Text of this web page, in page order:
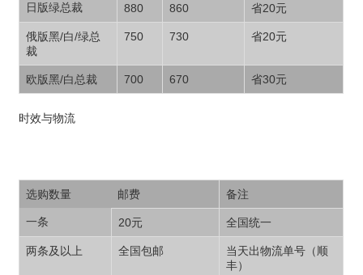
日版绿总裁 880 860 省20元
俄版黑/白/绿总
裁
750 730 省20元
欧版黑/白总裁 700 670 省30元
时效与物流
选购数量 邮费 备注
一条 20元 全国统一
两条及以上 全国包邮
当天出物流单号（顺
丰）